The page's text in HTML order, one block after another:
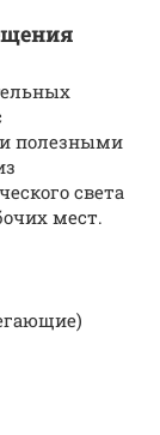
полезными
света
мест.